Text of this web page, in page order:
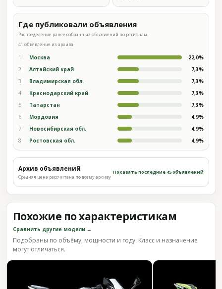
Где публиковали объявления
Распределение ранее собранных объявлений по регионам.
41 объявление из архива
1 Москва 22,0%
2 Алтайский край 7,3%
3 Владимирская обл. 7,3%
4 Краснодарский край 7,3%
5 Татарстан 7,3%
6 Мордовия 4,9%
7 Новосибирская обл. 4,9%
8 Ростовская обл. 4,9%
Архив объявлений
Средняя цена рассчитана по всему архиву
Показать последние 45 объявлений
Похожие по характеристикам
Сравнить другие модели →
Подобраны по объёму, мощности и году. Класс и назначение
могут отличаться.